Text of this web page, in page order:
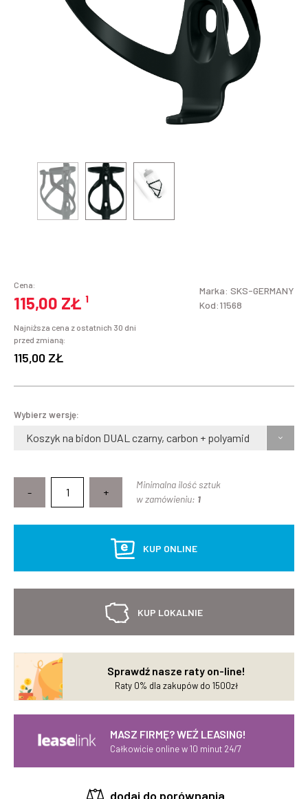
Cena:
115,00 ZŁ ¹
Najniższa cena z ostatnich 30 dni
przed zmianą:
115,00 ZŁ
Marka: SKS-GERMANY
Kod:11568
Wybierz wersję:
Koszyk na bidon DUAL czarny, carbon + polyamid
- +
Minimalna ilość sztuk
w zamówieniu: 1
KUP ONLINE
KUP LOKALNIE
Sprawdź nasze raty on-line!
Raty 0% dla zakupów do 1500zł
MASZ FIRMĘ? WEŹ LEASING!
Całkowicie online w 10 minut 24/7
dodaj do porównania